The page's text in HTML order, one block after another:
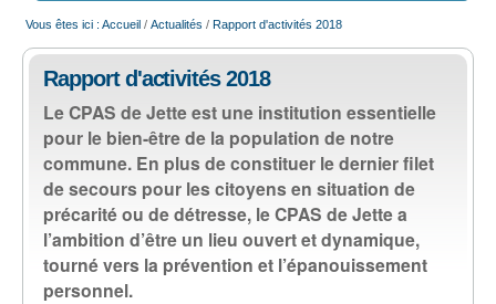
ACCUEIL
LE CPAS
ACTION SOCIALE
EMPLOI
AIDE ALIMENTAIRE
Vous êtes ici : Accueil / Actualités / Rapport d'activités 2018
Rapport d'activités 2018
Le CPAS de Jette est une institution essentielle
pour le bien-être de la population de notre
commune. En plus de constituer le dernier filet
de secours pour les citoyens en situation de
précarité ou de détresse, le CPAS de Jette a
l’ambition d’être un lieu ouvert et dynamique,
tourné vers la prévention et l’épanouissement
personnel.